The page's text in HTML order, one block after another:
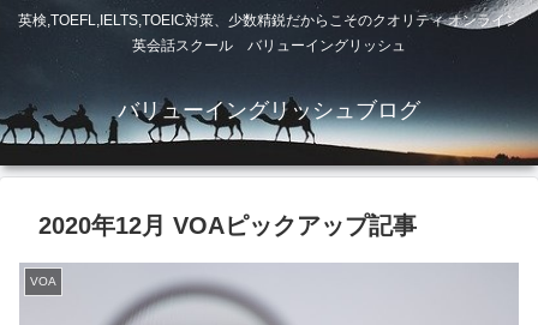
英検,TOEFL,IELTS,TOEIC対策、少数精鋭だからこそのクオリティ オンライン
英会話スクール バリューイングリッシュ
バリューイングリッシュブログ
2020年12月 VOAピックアップ記事
VOA